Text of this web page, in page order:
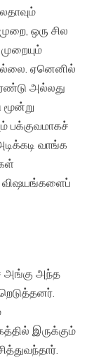
ஒரு சில
ஏனெனில்
அல்லது
பக்குவமாகச்
வாங்க
விஷயங்களைப்
அங்கு அந்த
இருக்கும்